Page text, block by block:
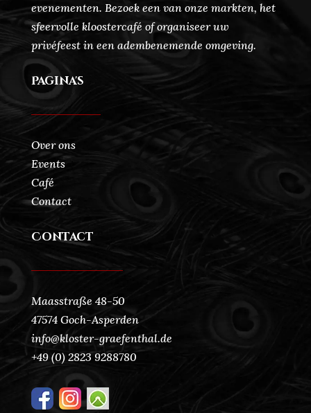
evenementen. Bezoek een van onze markten, het
sfeervolle kloostercafé of organiseer uw
privéfeest in een adembenemende omgeving.
Pagina's
Over ons
Events
Café
Contact
Contact
Maasstraße 48-50
47574 Goch-Asperden
info@kloster-graefenthal.de
+49 (0) 2823 9288780